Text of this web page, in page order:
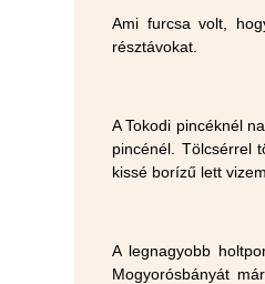
Ami furcsa volt,
résztávokat.
A Tokodi pincéknél
pincénél. Tölcsérrel
kissé borízű lett
A legnagyobb
Mogyorósbányát